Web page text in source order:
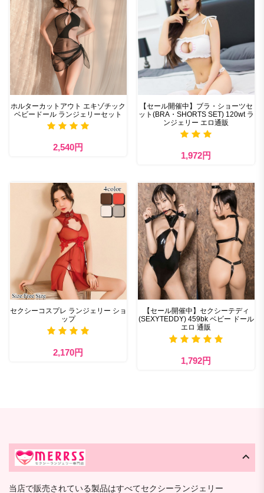
ホルターカットアウト エキゾチック
ベビードール ランジェリーセット
2,540円
【セール開催中】ブラ・ショーツセ
ット(BRA・SHORTS SET) 120wt ラ
ンジェリー エロ通販
1,972円
セクシーコスプレ ランジェリー ショ
ップ
2,170円
【セール開催中】セクシーテディ
(SEXYTEDDY) 459bk ベビー ドール
エロ 通販
1,792円
当店で販売されている製品はすべてセクシーランジェリー